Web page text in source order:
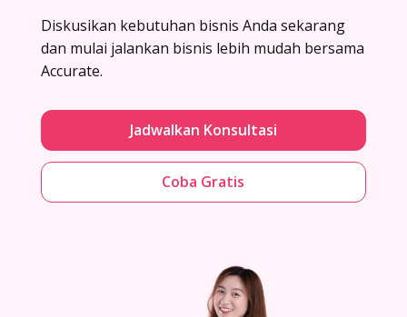
Diskusikan kebutuhan bisnis Anda sekarang
dan mulai jalankan bisnis lebih mudah bersama
Accurate.
Jadwalkan Konsultasi
Coba Gratis